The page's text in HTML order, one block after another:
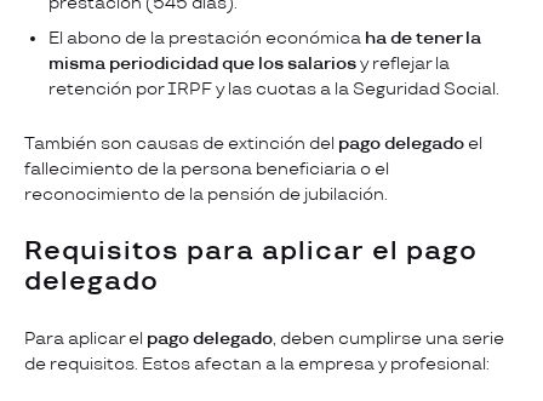
El abono de la prestación económica ha de tener la
misma periodicidad que los salariosy reflejar la
retención por IRPF y las cuotas a la Seguridad Social.
También son causas de extinción del pago delegado el
fallecimiento de la persona beneficiaria o el
reconocimiento de la pensión de jubilación.
Requisitos para aplicar el pago
delegado
Para aplicar el pago delegado, deben cumplirse una serie
de requisitos. Estos afectan a la empresa y profesional: